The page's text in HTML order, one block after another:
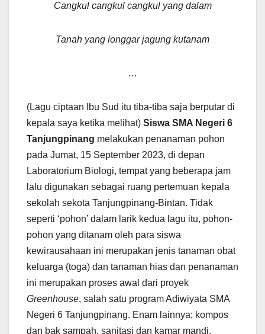
Cangkul cangkul cangkul yang dalam
Tanah yang longgar jagung kutanam
…
(Lagu ciptaan Ibu Sud itu tiba-tiba saja berputar di
kepala saya ketika melihat) Siswa SMA Negeri 6
Tanjungpinang melakukan penanaman pohon
pada Jumat, 15 September 2023, di depan
Laboratorium Biologi, tempat yang beberapa jam
lalu digunakan sebagai ruang pertemuan kepala
sekolah sekota Tanjungpinang-Bintan. Tidak
seperti ‘pohon’ dalam larik kedua lagu itu, pohon-
pohon yang ditanam oleh para siswa
kewirausahaan ini merupakan jenis tanaman obat
keluarga (toga) dan tanaman hias dan penanaman
ini merupakan proses awal dari proyek
Greenhouse, salah satu program Adiwiyata SMA
Negeri 6 Tanjungpinang. Enam lainnya; kompos
dan bak sampah, sanitasi dan kamar mandi,